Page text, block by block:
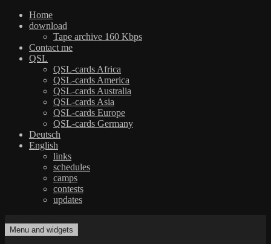
Home
download
Tape archive 160 Kbps
Contact me
QSL
QSL-cards Africa
QSL-cards America
QSL-cards Australia
QSL-cards Asia
QSL-cards Europe
QSL-cards Germany
Deutsch
English
links
schedules
camps
contests
updates
to
dxradio.de
DXing the world on shortwave
Menu and widgets